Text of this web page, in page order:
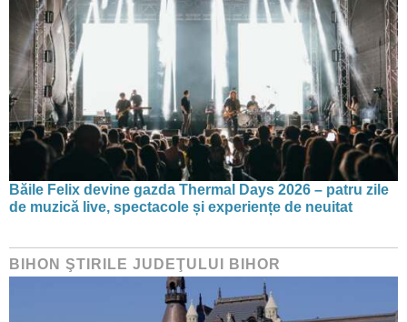
Băile Felix devine gazda Thermal Days 2026 – patru zile
de muzică live, spectacole și experiențe de neuitat
BIHON ŞTIRILE JUDEŢULUI BIHOR